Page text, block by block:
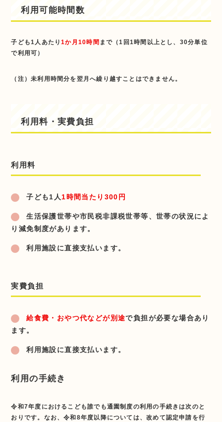
利用可能時間数
子ども1人あたり1か月10時間 まで（1回1時間以上とし、30分単位
で利用可）
（注）未利用時間分を翌月へ繰り越すことはできません。
利用料・実費負担
利用料
子ども1人 1時間当たり300円
生活保護世帯や市民税非課税世帯等、世帯の状況によ
り減免制度があります。
利用施設に直接支払います。
実費負担
給食費・おやつ代などが別途で負担が必要な場合あり
ます。
利用施設に直接支払います。
利用の手続き
令和7年度におけるこども誰でも通園制度の利用の手続きは次のと
おりです。なお、令和8年度以降については、改めて認定申請を行